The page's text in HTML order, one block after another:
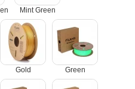
Mint Green
Gold Green